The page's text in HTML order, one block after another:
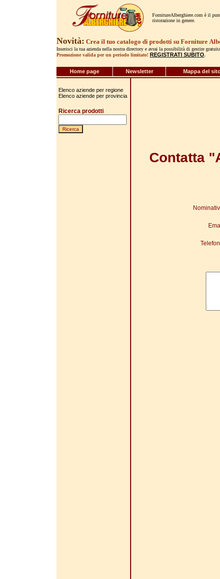
FornitureAlberghiere.com è il
ristorazione in genere.
Novità: Crea il tuo catalogo di prodotti su Forniture
Inserisci la tua azienda nella nostra directory e avrai la possibilità di gestire
Promozione valida per un periodo limitato! REGISTRATI SUBITO.
Home page Newsletter Mappa del
Elenco aziende per regione
Elenco aziende per provincia
Ricerca prodotti
Contatta